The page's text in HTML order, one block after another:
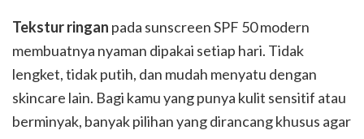
Tekstur ringan pada sunscreen SPF 50 modern
membuatnya nyaman dipakai setiap hari. Tidak
lengket, tidak putih, dan mudah menyatu dengan
skincare lain. Bagi kamu yang punya kulit sensitif atau
berminyak, banyak pilihan yang dirancang khusus agar